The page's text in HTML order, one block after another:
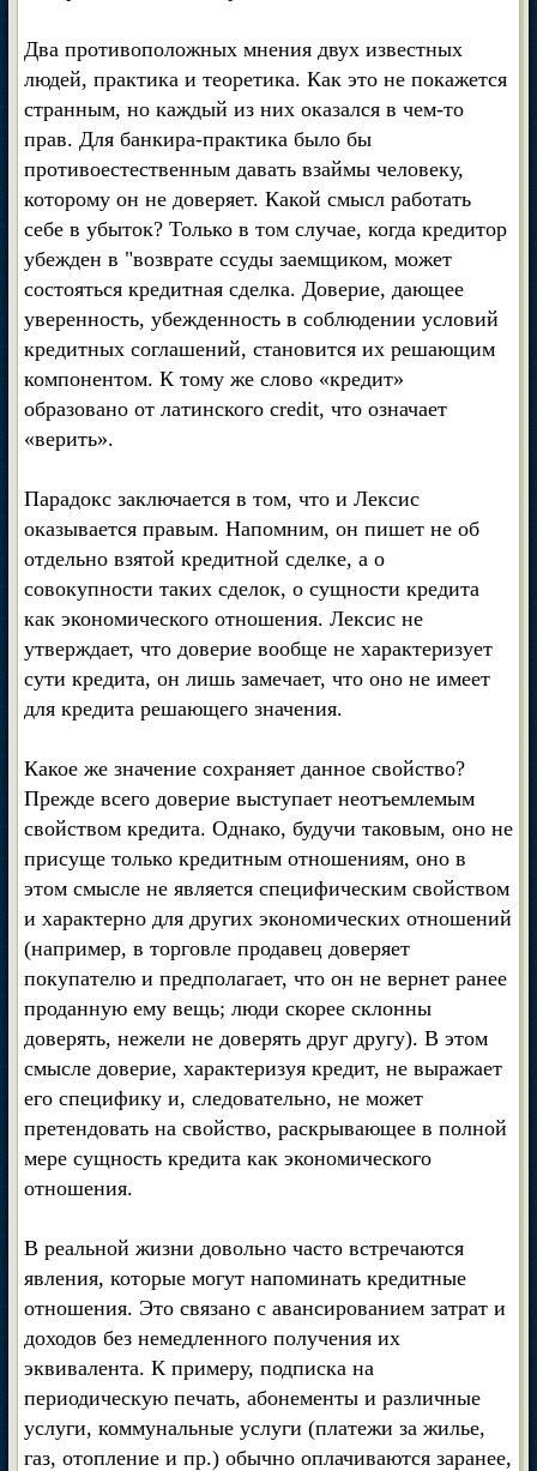
Два противоположных мнения двух известных
людей, практика и теоретика. Как это не покажется
странным, но каждый из них оказался в чем-то
прав. Для банкира-практика было бы
противоестественным давать взаймы человеку,
которому он не доверяет. Какой смысл работать
себе в убыток? Только в том случае, когда кредитор
убежден в "возврате ссуды заемщиком, может
состояться кредитная сделка. Доверие, дающее
уверенность, убежденность в соблюдении условий
кредитных соглашений, становится их решающим
компонентом. К тому же слово «кредит»
образовано от латинского credit, что означает
«верить».
Парадокс заключается в том, что и Лексис
оказывается правым. Напомним, он пишет не об
отдельно взятой кредитной сделке, а о
совокупности таких сделок, о сущности кредита
как экономического отношения. Лексис не
утверждает, что доверие вообще не характеризует
сути кредита, он лишь замечает, что оно не имеет
для кредита решающего значения.
Какое же значение сохраняет данное свойство?
Прежде всего доверие выступает неотъемлемым
свойством кредита. Однако, будучи таковым, оно не
присуще только кредитным отношениям, оно в
этом смысле не является специфическим свойством
и характерно для других экономических отношений
(например, в торговле продавец доверяет
покупателю и предполагает, что он не вернет ранее
проданную ему вещь; люди скорее склонны
доверять, нежели не доверять друг другу). В этом
смысле доверие, характеризуя кредит, не выражает
его специфику и, следовательно, не может
претендовать на свойство, раскрывающее в полной
мере сущность кредита как экономического
отношения.
В реальной жизни довольно часто встречаются
явления, которые могут напоминать кредитные
отношения. Это связано с авансированием затрат и
доходов без немедленного получения их
эквивалента. К примеру, подписка на
периодическую печать, абонементы и различные
услуги, коммунальные услуги (платежи за жилье,
газ, отопление и пр.) обычно оплачиваются заранее,